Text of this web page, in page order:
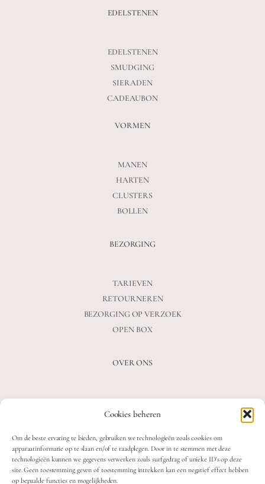
Cookies beheren
Om de beste ervaring te bieden, gebruiken we technologieën zoals cookies om
apparaatinformatie op te slaan en/of te raadplegen. Door in te stemmen met deze
technologieën kunnen we gegevens verwerken zoals surfgedrag of unieke ID's op deze
site. Geen toestemming geven of toestemming intrekken kan een negatief effect hebben
op bepaalde functies en mogelijkheden.
EDELSTENEN
EDELSTENEN
SMUDGING
SIERADEN
CADEAUBON
VORMEN
MANEN
HARTEN
CLUSTERS
BOLLEN
BEZORGING
TARIEVEN
RETOURNEREN
BEZORGING OP VERZOEK
OPEN BOX
OVER ONS
VEELGESTELDE VRAGEN
OVER ONS
CONTACT